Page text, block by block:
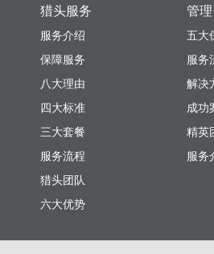
猎头服务
服务介绍
保障服务
八大理由
四大标准
三大套餐
服务流程
猎头团队
六大优势
管
五大
服务
解决
成功
精英
服务